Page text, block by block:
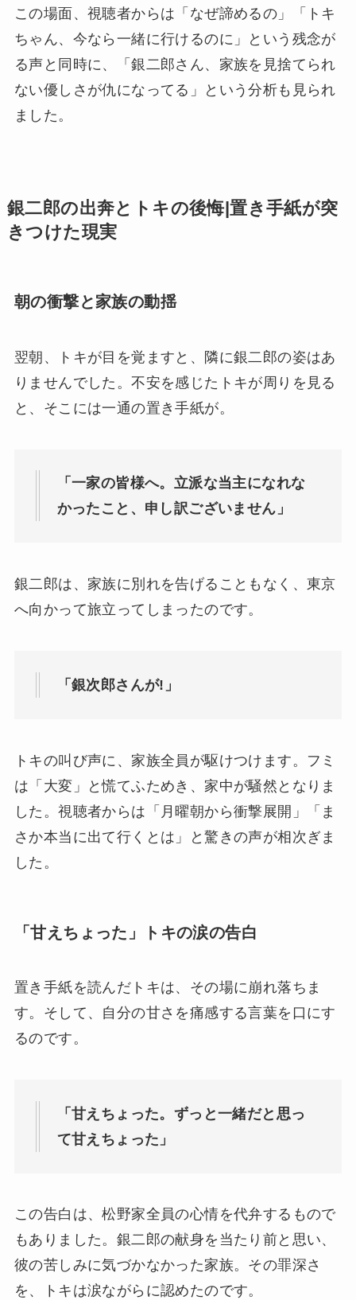
この場面、視聴者からは「なぜ諦めるの」「トキ
ちゃん、今なら一緒に行けるのに」という残念が
る声と同時に、「銀二郎さん、家族を見捨てられ
ない優しさが仇になってる」という分析も見られ
ました。
銀二郎の出奔とトキの後悔|置き手紙が突
きつけた現実
朝の衝撃と家族の動揺
翌朝、トキが目を覚ますと、隣に銀二郎の姿はあ
りませんでした。不安を感じたトキが周りを見る
と、そこには一通の置き手紙が。
「一家の皆様へ。立派な当主になれな
かったこと、申し訳ございません」
銀二郎は、家族に別れを告げることもなく、東京
へ向かって旅立ってしまったのです。
「銀次郎さんが!」
トキの叫び声に、家族全員が駆けつけます。フミ
は「大変」と慌てふためき、家中が騒然となりま
した。視聴者からは「月曜朝から衝撃展開」「ま
さか本当に出て行くとは」と驚きの声が相次ぎま
した。
「甘えちょった」トキの涙の告白
置き手紙を読んだトキは、その場に崩れ落ちま
す。そして、自分の甘さを痛感する言葉を口にす
るのです。
「甘えちょった。ずっと一緒だと思っ
て甘えちょった」
この告白は、松野家全員の心情を代弁するもので
もありました。銀二郎の献身を当たり前と思い、
彼の苦しみに気づかなかった家族。その罪深さ
を、トキは涙ながらに認めたのです。